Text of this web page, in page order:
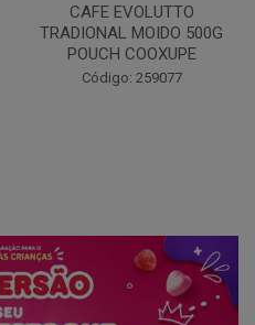
CAFE EVOLUTTO PREMIUM
MOIDO 500G COOXUPE
Código: 259094